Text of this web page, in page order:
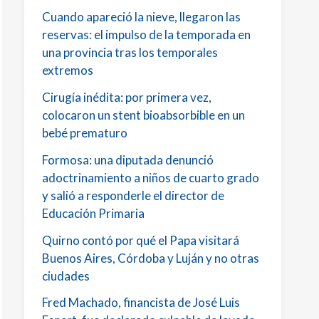
Cuando apareció la nieve, llegaron las
reservas: el impulso de la temporada en
una provincia tras los temporales
extremos
Cirugía inédita: por primera vez,
colocaron un stent bioabsorbible en un
bebé prematuro
Formosa: una diputada denunció
adoctrinamiento a niños de cuarto grado
y salió a responderle el director de
Educación Primaria
Quirno contó por qué el Papa visitará
Buenos Aires, Córdoba y Luján y no otras
ciudades
Fred Machado, financista de José Luis